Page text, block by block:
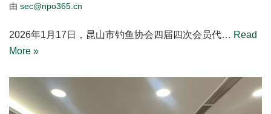
由 sec@npo365.cn
2026年1月17日，昆山市钓鱼协会四届四次会员代… Read
More »